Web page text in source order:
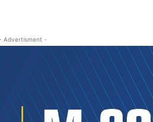
Advertisment -